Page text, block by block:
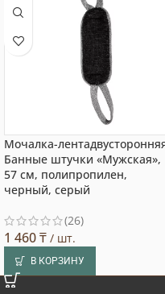
Мочалка-
Банные штучки «Мужская»,
57 см, полипропилен,
черный, серый
(26)
1 460₸ / шт.
В КОРЗИНУ